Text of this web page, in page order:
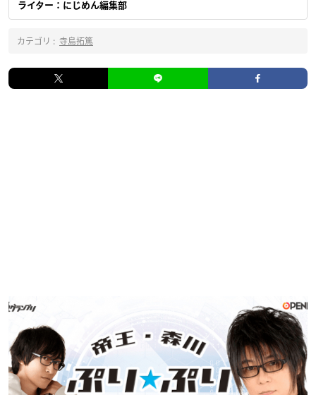
ライター：にじめん編集部
カテゴリ : 寺島拓篤